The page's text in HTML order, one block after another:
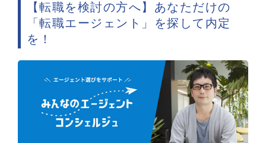
【転職を検討の方へ】あなただけの
「転職エージェント」を探して内定
を！